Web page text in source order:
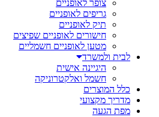
צופר לאופניים
גריפים לאופניים
תיק לאופניים
חישורים לאופניים שפיצים
מטען לאופניים חשמליים
לבית ולמשרד
היגיינה אישית
חשמל ואלקטרוניקה
כלל המוצרים
מדריך מקצועי
מפת הגעה